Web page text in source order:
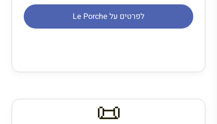
לפרטים על Le Porche
📜